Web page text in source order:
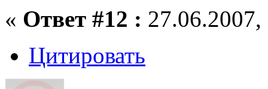
« Ответ #12 :
Цитировать